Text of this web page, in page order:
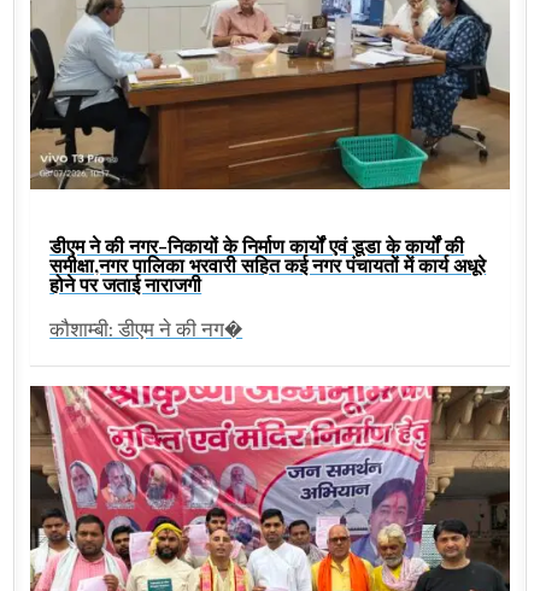
डीएम ने की नगर-निकायों के निर्माण कार्यों एवं डूडा के कार्यों की
समीक्षा,नगर पालिका भरवारी सहित कई नगर पंचायतों में कार्य अधूरे
होने पर जताई नाराजगी
कौशाम्बी: डीएम ने की नग�